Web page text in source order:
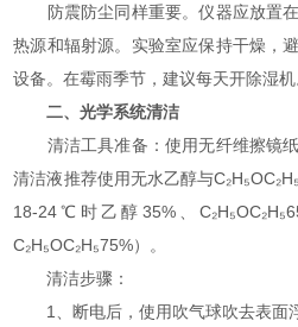
防震防尘同样重要。仪器应放置在
热源和辐射源。实验室应保持干燥，
设备。在霉雨季节，建议每天开除湿机
二、光学系统清洁
清洁工具准备：使用无纤维擦镜纸
清洁液推荐使用无水乙醇与
18-24℃时乙醇35%、
C₂H₅OC₂H₅75%）。
清洁步骤：
1、断电后，使用吹气球吹去表面